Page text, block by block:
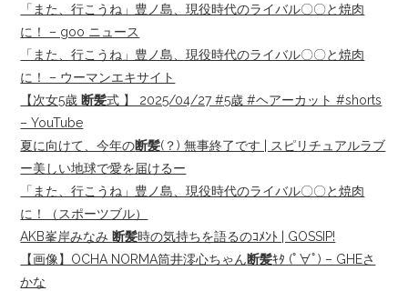
「また、行こうね」豊ノ島、現役時代のライバル〇〇と焼肉
に！ – goo ニュース
「また、行こうね」豊ノ島、現役時代のライバル〇〇と焼肉
に！ – ウーマンエキサイト
【次女5歳 断髪式 】 2025/04/27 #5歳 #ヘアーカット #shorts
– YouTube
夏に向けて、今年の断髪(？) 無事終了です | スピリチュアルラブ
ー美しい地球で愛を届けるー
「また、行こうね」豊ノ島、現役時代のライバル〇〇と焼肉
に！（スポーツブル）
AKB峯岸みなみ 断髪時の気持ちを語るのｺﾒﾝﾄ | GOSSIP!
【画像】OCHA NORMA筒井澪心ちゃん断髪ｷﾀ (ﾟ∀ﾟ) – GHEさ
かな